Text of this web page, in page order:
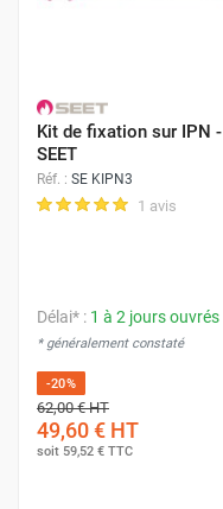
Kit de fixation sur IPN -
SEET
Réf. : SE KIPN3
1 avis
Délai* : 1 à 2 jours ouvrés
* généralement constaté
-20%
62,00 €HT
49,60 € HT
soit 59,52 € TTC